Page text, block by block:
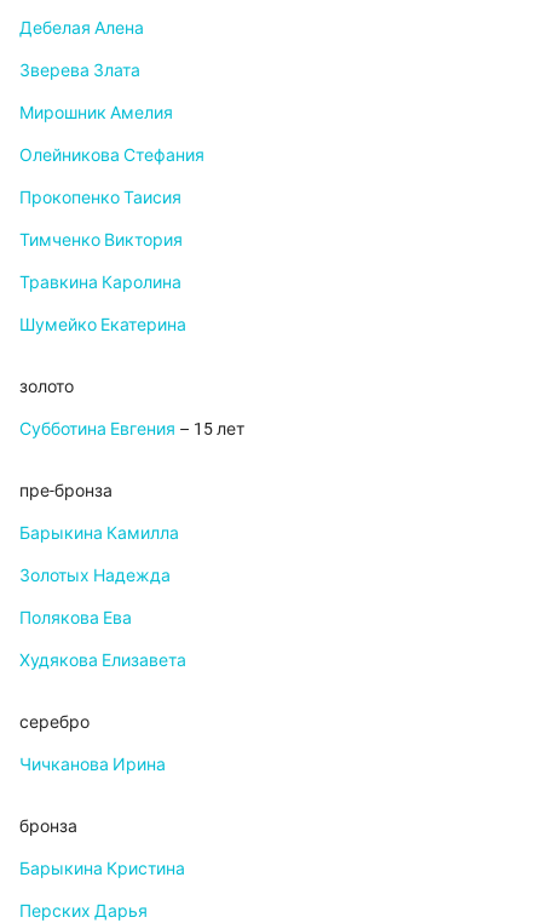
Дебелая Алена
Зверева Злата
Мирошник Амелия
Олейникова Стефания
Прокопенко Таисия
Тимченко Виктория
Травкина Каролина
Шумейко Екатерина
золото
Субботина Евгения – 15 лет
пре-бронза
Барыкина Камилла
Золотых Надежда
Полякова Ева
Худякова Елизавета
серебро
Чичканова Ирина
бронза
Барыкина Кристина
Перских Дарья